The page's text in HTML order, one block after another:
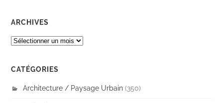
ARCHIVES
ARCHIVES
CATÉGORIES
Architecture / Paysage Urbain (350)